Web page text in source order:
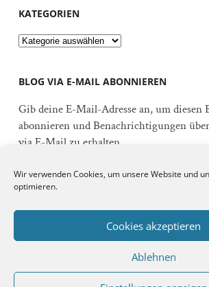
Wir verwenden Cookies, um unsere Website und
optimieren.
Cookies akzeptieren
Ablehnen
KATEGORIEN
Kategorien
BLOG VIA E-MAIL ABONNIEREN
Gib deine E-Mail-Adresse an, um diesen
abonnieren und Benachrichtigungen
via E-Mail zu erhalten.
Mail-
Adresse
Schließe dich 92 anderen Abonnenten an